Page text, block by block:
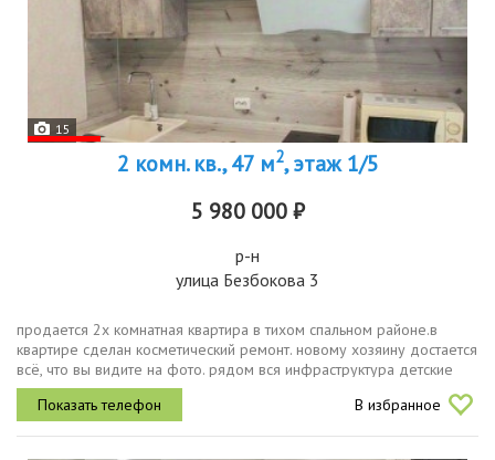
15
2 комн. кв., 47 м2, этаж 1/5
5 980 000 ₽
р-н
улица Безбокова 3
продается 2х комнатная квартира в тихом спальном районе.в
квартире сделан косметический ремонт. новому хозяину достается
всё, что вы видите на фото. рядом вся инфраструктура детские
сады, школа, детская поликлиника, магазины, рынок южный,
торговый...
В избранное